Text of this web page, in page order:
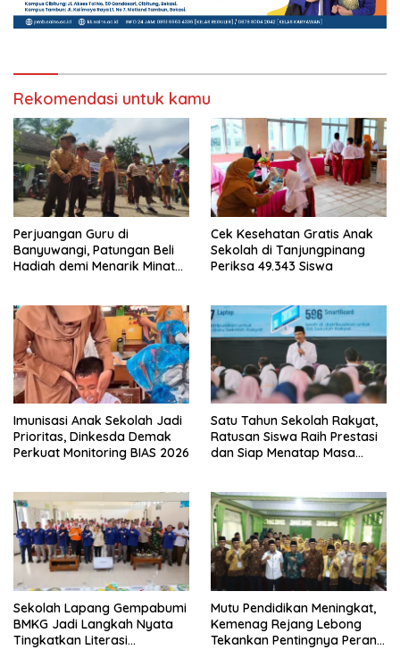
Rekomendasi untuk kamu
Perjuangan Guru di
Banyuwangi, Patungan Beli
Hadiah demi Menarik Minat
Cek Kesehatan Gratis Anak
Sekolah di Tanjungpinang
Periksa 49.343 Siswa
Imunisasi Anak Sekolah Jadi
Prioritas, Dinkesda Demak
Perkuat Monitoring BIAS 2026
Satu Tahun Sekolah Rakyat,
Ratusan Siswa Raih Prestasi
dan Siap Menatap Masa
Sekolah Lapang Gempabumi
BMKG Jadi Langkah Nyata
Tingkatkan Literasi
Mutu Pendidikan Meningkat,
Kemenag Rejang Lebong
Tekankan Pentingnya Peran